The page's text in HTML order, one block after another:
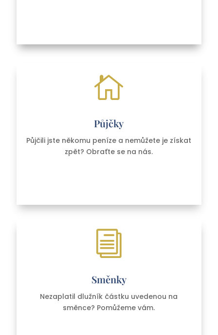

Půjčky
Půjčili jste někomu peníze a nemůžete je získat
zpět? Obraťte se na nás.
i
Směnky
Nezaplatil dlužník částku uvedenou na
směnce? Pomůžeme vám.